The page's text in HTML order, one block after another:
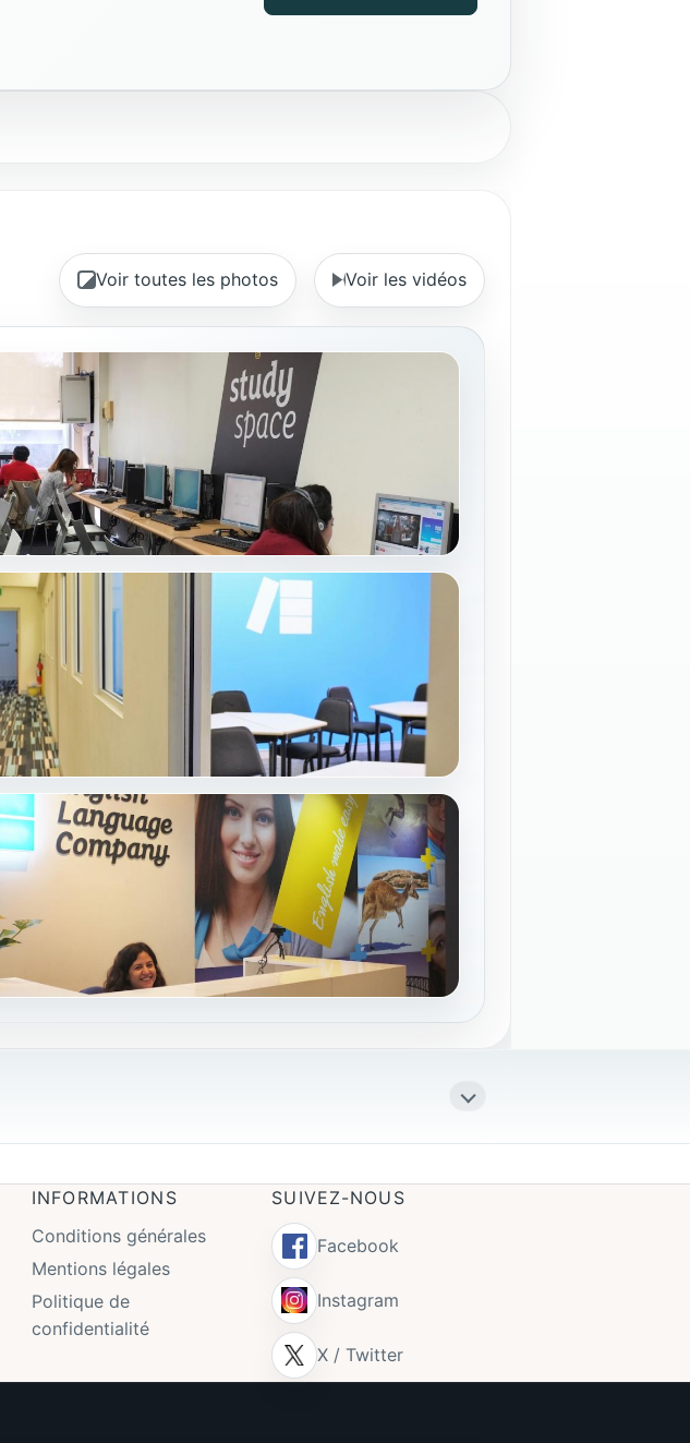
Voir toutes les photos Voir les vidéos
INFORMATIONS
Conditions générales
Mentions légales
Politique de
confidentialité
SUIVEZ-NOUS
Facebook
Instagram
X / Twitter